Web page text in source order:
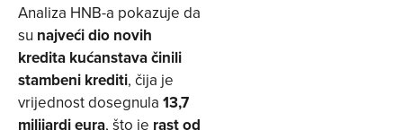
Analiza HNB-a pokazuje da
su najveći dio novih
kredita kućanstava činili
stambeni krediti, čija je
vrijednost dosegnula 13,7
milijardi eura, što je rast od